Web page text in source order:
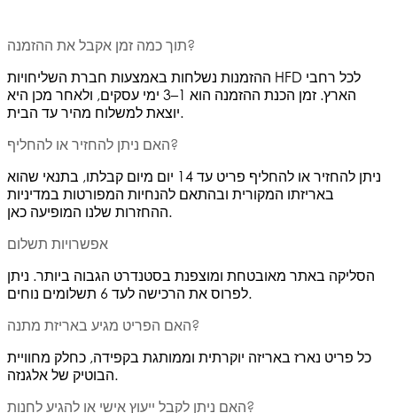
תוך כמה זמן אקבל את ההזמנה?
ההזמנות נשלחות באמצעות חברת השליחויות HFD לכל רחבי
הארץ. זמן הכנת ההזמנה הוא 1–3 ימי עסקים, ולאחר מכן היא
יוצאת למשלוח מהיר עד הבית.
האם ניתן להחזיר או להחליף?
ניתן להחזיר או להחליף פריט עד 14 יום מיום קבלתו, בתנאי שהוא
באריזתו המקורית ובהתאם להנחיות המפורטות במדיניות
ההחזרות שלנו המופיעה כאן.
אפשרויות תשלום
הסליקה באתר מאובטחת ומוצפנת בסטנדרט הגבוה ביותר. ניתן
לפרוס את הרכישה לעד 6 תשלומים נוחים.
האם הפריט מגיע באריזת מתנה?
כל פריט נארז באריזה יוקרתית וממותגת בקפידה, כחלק מחוויית
הבוטיק של אלגנזה.
האם ניתן לקבל ייעוץ אישי או להגיע לחנות?